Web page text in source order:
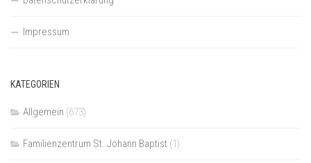
Impressum
KATEGORIEN
Allgemein (673)
Familienzentrum St. Johann Baptist (1)